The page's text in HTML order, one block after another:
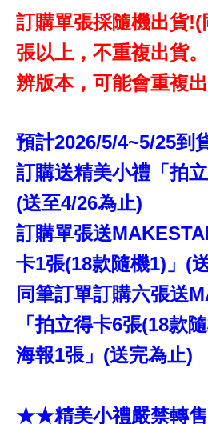
訂購單張採隨機出貨!(
張以上，不重複出貨
辨版本，可能會重複
預計2026/5/4~5/25到
訂購送精美小禮「拍
(送至4/26為止)
訂購單張送
卡1張(18款隨機1)」(
同筆訂單訂購六張送
「拍立得卡6張(18款
海報1張」(送完為止)
★★精美小禮嚴禁轉